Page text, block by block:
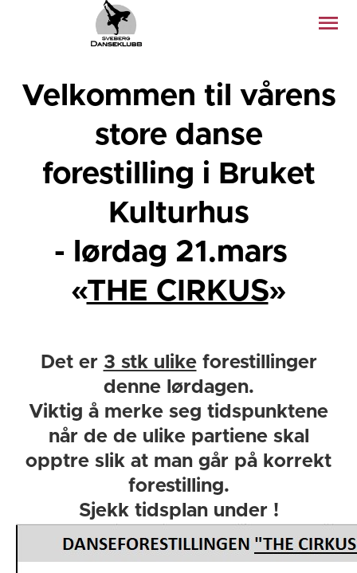
Velkommen til vårens
store danse
forestilling i Bruket
Kulturhus
- lørdag 21.mars
«THE CIRKUS»
Det er 3 stk ulikeforestillinger
denne lørdagen.
Viktig å merke seg tidspunktene
når de de ulike partiene skal
opptre slik at man går på korrekt
forestilling.
Sjekk tidsplan under !